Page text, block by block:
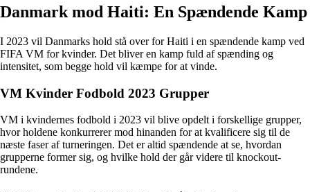
Danmark mod Haiti: En Spændende Kamp
I 2023 vil Danmarks hold stå over for Haiti i en spændende kamp ved
FIFA VM for kvinder. Det bliver en kamp fuld af spænding og
intensitet, som begge hold vil kæmpe for at vinde.
VM Kvinder Fodbold 2023 Grupper
VM i kvindernes fodbold i 2023 vil blive opdelt i forskellige grupper,
hvor holdene konkurrerer mod hinanden for at kvalificere sig til de
næste faser af turneringen. Det er altid spændende at se, hvordan
grupperne former sig, og hvilke hold der går videre til knockout-
rundene.